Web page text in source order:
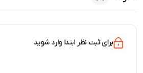
برای ثبت نظر ابتدا وارد شوید